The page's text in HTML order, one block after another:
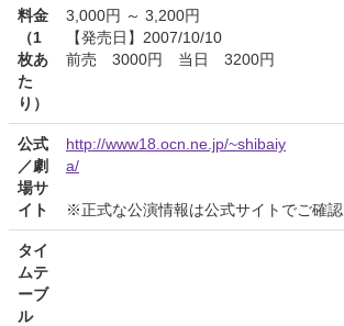
料金
（1
枚あ
た
り）
3,000円 ～ 3,200円
【発売日】2007/10/10
前売 3000円 当日 3200円
公式
／劇
場サ
イト
http://www18.ocn.ne.jp/~shibaiy
a/
※正式な公演情報は公式サイトでご確認
タイ
ムテ
ーブ
ル